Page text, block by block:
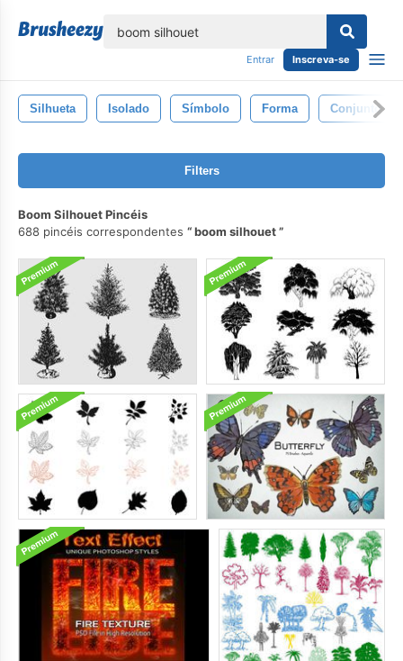
Entrar Inscreva-se
Silhueta Isolado Símbolo Forma Conjunto
Filters
Boom Silhouet Pincéis
688 pincéis correspondentes
boom silhouet